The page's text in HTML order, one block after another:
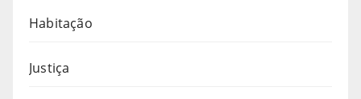
Habitação
Justiça